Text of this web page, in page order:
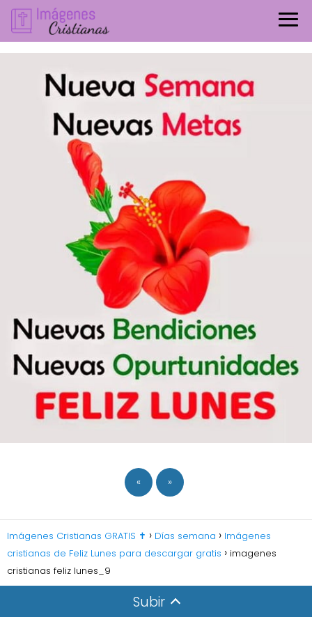
« »
Imágenes Cristianas GRATIS ✝️ Días semana
Imágenes
cristianas de Feliz Lunes para descargar gratis
imagenes
cristianas feliz lunes_9
Subir